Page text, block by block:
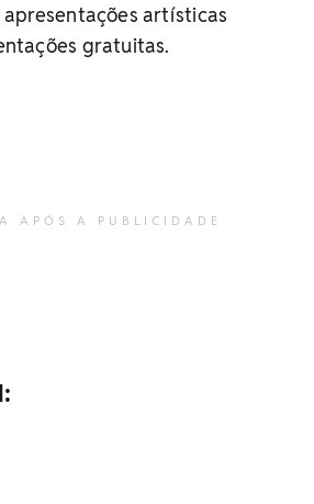
artísticas
gratuitas.
APÓS A PUBLICIDADE